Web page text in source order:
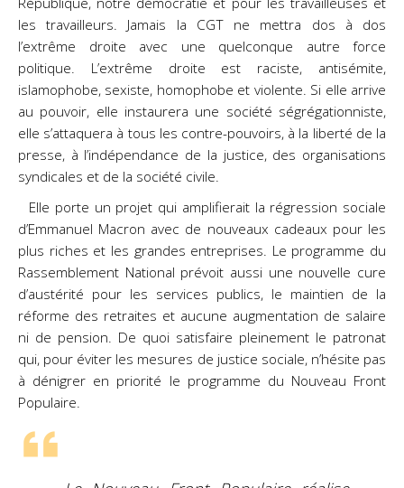
les travailleurs. Jamais la CGT ne mettra dos à dos
l’extrême droite avec une quelconque autre force
politique. L’extrême droite est raciste, antisémite,
islamophobe, sexiste, homophobe et violente. Si elle arrive
au pouvoir, elle instaurera une société ségrégationniste,
elle s’attaquera à tous les contre-pouvoirs, à la liberté de la
presse, à l’indépendance de la justice, des organisations
syndicales et de la société civile.
Elle porte un projet qui amplifierait la régression sociale
d’Emmanuel Macron avec de nouveaux cadeaux pour les
plus riches et les grandes entreprises. Le programme du
Rassemblement National prévoit aussi une nouvelle cure
d’austérité pour les services publics, le maintien de la
réforme des retraites et aucune augmentation de salaire
ni de pension. De quoi satisfaire pleinement le patronat
qui, pour éviter les mesures de justice sociale, n’hésite pas
à dénigrer en priorité le programme du Nouveau Front
Populaire.